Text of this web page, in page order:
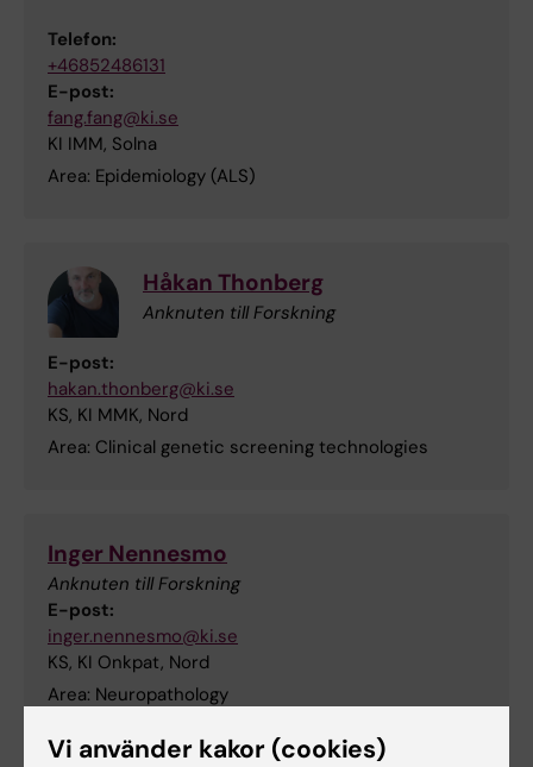
Telefon:
+46852486131
E-post:
fang.fang@ki.se
KI IMM, Solna
Area: Epidemiology (ALS)
Håkan Thonberg
Anknuten till Forskning
E-post:
hakan.thonberg@ki.se
KS, KI MMK, Nord
Area: Clinical genetic screening technologies
Inger Nennesmo
Anknuten till Forskning
E-post:
inger.nennesmo@ki.se
KS, KI Onkpat, Nord
Area: Neuropathology
Vi använder kakor (cookies)